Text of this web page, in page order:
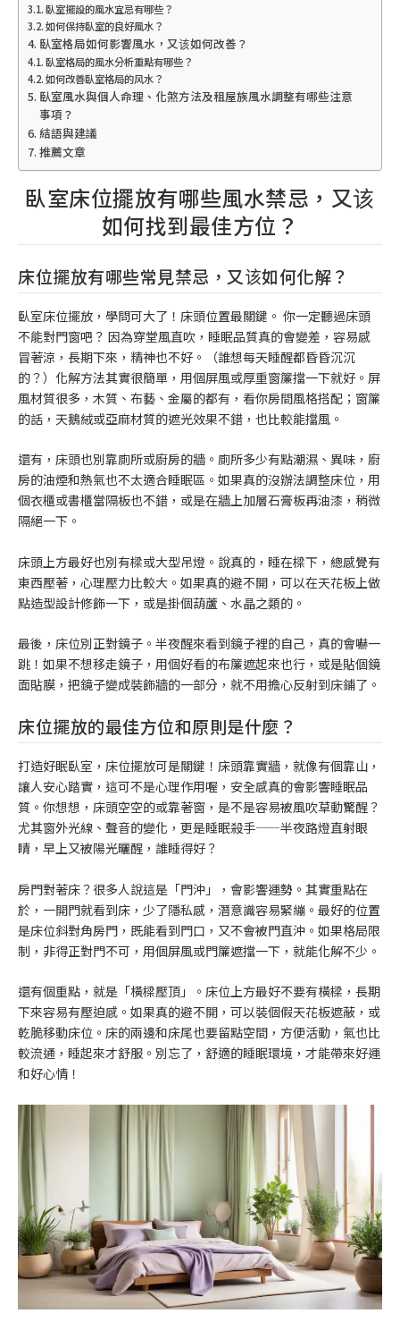
臥室擺設的風水宜忌有哪些？
如何保持臥室的良好風水？
臥室格局如何影響風水，又该如何改善？
臥室格局的風水分析重點有哪些？
如何改善臥室格局的风水？
臥室風水與個人命理、化煞方法及租屋族風水調整有哪些注意
事項？
結語與建議
推薦文章
臥室床位擺放有哪些風水禁忌，又该
如何找到最佳方位？
床位擺放有哪些常見禁忌，又该如何化解？
臥室床位擺放，學問可大了！床頭位置最關鍵。 你一定聽過床頭
不能對門窗吧？ 因為穿堂風直吹，睡眠品質真的會變差，容易感
冒著涼，長期下來，精神也不好。（誰想每天睡醒都昏昏沉沉
的？）化解方法其實很簡單，用個屏風或厚重窗簾擋一下就好。屏
風材質很多，木質、布藝、金屬的都有，看你房間風格搭配；窗簾
的話，天鵝絨或亞麻材質的遮光效果不錯，也比較能擋風。
還有，床頭也別靠廁所或廚房的牆。廁所多少有點潮濕、異味，廚
房的油煙和熱氣也不太適合睡眠區。如果真的沒辦法調整床位，用
個衣櫃或書櫃當隔板也不錯，或是在牆上加層石膏板再油漆，稍微
隔絕一下。
床頭上方最好也別有樑或大型吊燈。說真的，睡在樑下，總感覺有
東西壓著，心理壓力比較大。如果真的避不開，可以在天花板上做
點造型設計修飾一下，或是掛個葫蘆、水晶之類的。
最後，床位別正對鏡子。半夜醒來看到鏡子裡的自己，真的會嚇一
跳！如果不想移走鏡子，用個好看的布簾遮起來也行，或是貼個鏡
面貼膜，把鏡子變成裝飾牆的一部分，就不用擔心反射到床鋪了。
床位擺放的最佳方位和原則是什麼？
打造好眠臥室，床位擺放可是關鍵！床頭靠實牆，就像有個靠山，
讓人安心踏實，這可不是心理作用喔，安全感真的會影響睡眠品
質。你想想，床頭空空的或靠著窗，是不是容易被風吹草動驚醒？
尤其窗外光線、聲音的變化，更是睡眠殺手——半夜路燈直射眼
睛，早上又被陽光曬醒，誰睡得好？
房門對著床？很多人說這是「門沖」，會影響運勢。其實重點在
於，一開門就看到床，少了隱私感，潛意識容易緊繃。最好的位置
是床位斜對角房門，既能看到門口，又不會被門直沖。如果格局限
制，非得正對門不可，用個屏風或門簾遮擋一下，就能化解不少。
還有個重點，就是「橫樑壓頂」。床位上方最好不要有橫樑，長期
下來容易有壓迫感。如果真的避不開，可以裝個假天花板遮蔽，或
乾脆移動床位。床的兩邊和床尾也要留點空間，方便活動，氣也比
較流通，睡起來才舒服。別忘了，舒適的睡眠環境，才能帶來好運
和好心情！